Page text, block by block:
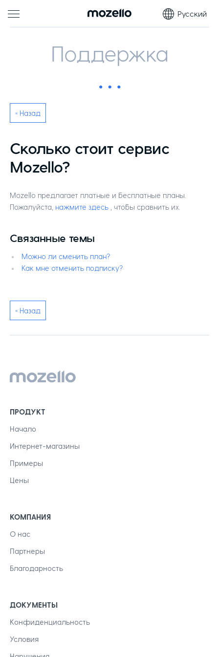
Русский
Поддержка
« Назад
Сколько стоит сервис
Mozello?
Mozello предлагает платные и бесплатные планы.
Пожалуйста, нажмите здесь , чтобы сравнить их.
Связанные темы
Можно ли сменить план?
Как мне отменить подписку?
« Назад
ПРОДУКТ
Начало
Интернет-магазины
Примеры
Цены
КОМПАНИЯ
О нас
Партнеры
Благодарность
ДОКУМЕНТЫ
Kонфиденциальность
Условия